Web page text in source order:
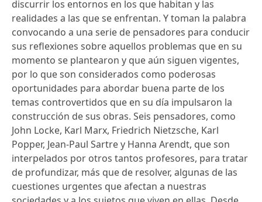
discurrir los entornos en los que habitan y las
realidades a las que se enfrentan. Y toman la palabra
convocando a una serie de pensadores para conducir
sus reflexiones sobre aquellos problemas que en su
momento se plantearon y que aún siguen vigentes,
por lo que son considerados como poderosas
oportunidades para abordar buena parte de los
temas controvertidos que en su día impulsaron la
construcción de sus obras. Seis pensadores, como
John Locke, Karl Marx, Friedrich Nietzsche, Karl
Popper, Jean-Paul Sartre y Hanna Arendt, que son
interpelados por otros tantos profesores, para tratar
de profundizar, más que de resolver, algunas de las
cuestiones urgentes que afectan a nuestras